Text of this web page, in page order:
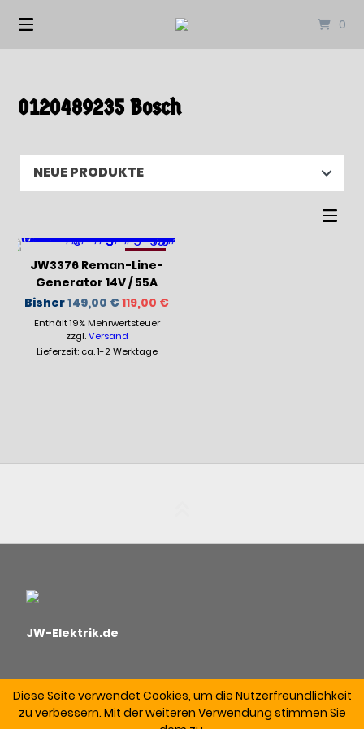
0
0120489235 Bosch
-21%
JW3376 Reman-Line-
Generator 14V / 55A
Bisher149,00€Ursprünglicher
Preis
war:
149,00 €
119,00 €Aktueller
Enthält 19% Mehrwertsteuer
zzgl.Versand
Lieferzeit: ca. 1-2 Werktage
JW-Elektrik.de
Diese Seite verwendet Cookies, um die Nutzerfreundlichkeit
zu verbessern. Mit der weiteren Verwendung stimmen Sie